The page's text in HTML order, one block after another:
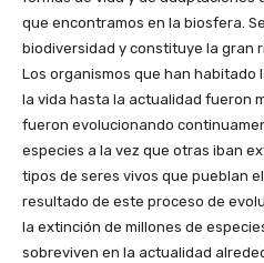
que encontramos en la biosfera.
biodiversidad y constituye la gran
Los organismos que han habitado
la vida hasta la actualidad fueron
fueron evolucionando
especies a la vez que otras iban
tipos de seres vivos que pueblan
resultado de este proceso de
la extinción de millones de
sobreviven en la actualidad